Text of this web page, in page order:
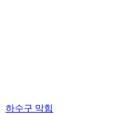
하수구 막힘